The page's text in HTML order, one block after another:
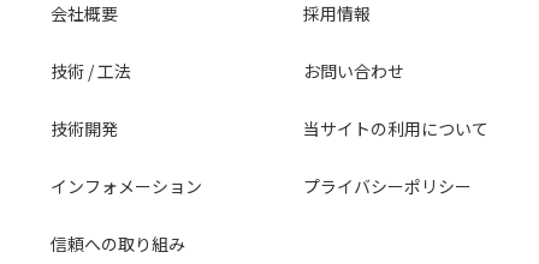
会社概要
技術 / 工法
技術開発
インフォメーション
信頼への取り組み
採用情報
お問い合わせ
当サイトの利用について
プライバシーポリシー